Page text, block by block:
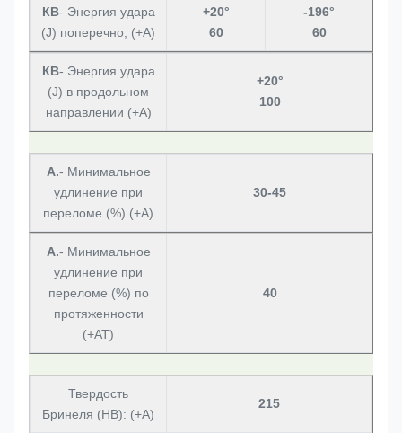
КВ- Энергия удара
(J) поперечно, (+A)
+20°
60
-196°
60
КВ- Энергия удара
(J) в продольном
направлении (+A)
+20°
100
А.- Минимальное
удлинение при
переломе (%) (+A)
30-45
А.- Минимальное
удлинение при
переломе (%) по
протяженности
(+AT)
40
Твердость
Бринеля (HB): (+A)
215